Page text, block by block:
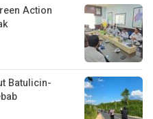
Action
Batulicin-